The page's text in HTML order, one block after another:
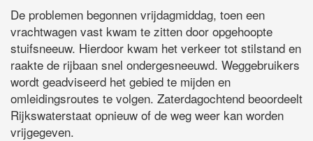
De problemen begonnen vrijdagmiddag, toen een
vrachtwagen vast kwam te zitten door opgehoopte
stuifsneeuw. Hierdoor kwam het verkeer tot stilstand en
raakte de rijbaan snel ondergesneeuwd. Weggebruikers
wordt geadviseerd het gebied te mijden en
omleidingsroutes te volgen. Zaterdagochtend beoordeelt
Rijkswaterstaat opnieuw of de weg weer kan worden
vrijgegeven.